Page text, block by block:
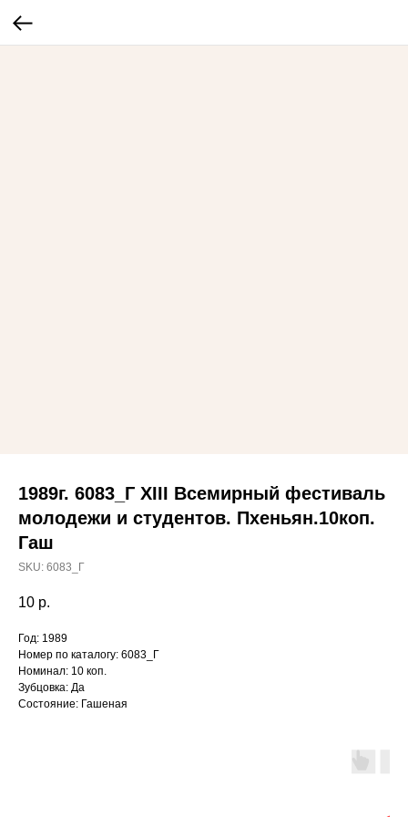
1989г. 6083_Г XIII Всемирный фестиваль
молодежи и студентов. Пхеньян.10коп.
Гаш
SKU: 6083_Г
10 р.
Год: 1989
Номер по каталогу: 6083_Г
Номинал: 10 коп.
Зубцовка: Да
Состояние: Гашеная